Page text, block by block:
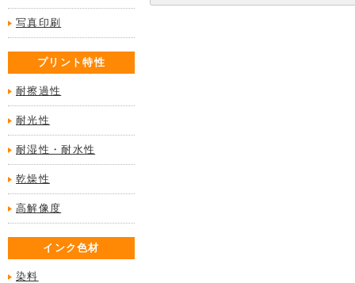
写真印刷
プリント特性
耐擦過性
耐光性
耐湿性・耐水性
乾燥性
高解像度
インク色材
染料